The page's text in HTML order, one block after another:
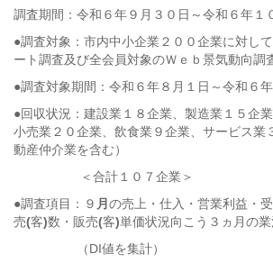
調査期間：令和６年９月３０日～令和６年１
●調査対象：市内中小企業２００企業に対し
ート調査及び全会員対象のＷｅｂ景気動向調
●調査対象期間：令和６年８月１日～令和６
●回収状況：建設業１８企業、製造業１５企業
小売業２０企業、飲食業９企業、サービス業
動産仲介業を含む）
＜合計１０７企業＞
●調査項目：９ 月 の売上・仕入・営業利益・
売(客)数・販売(客)単価状況向こう３ヵ月の
（DI値を集計）